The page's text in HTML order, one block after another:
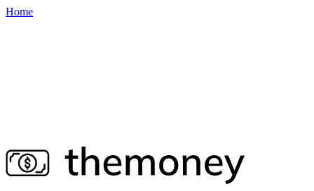
Home